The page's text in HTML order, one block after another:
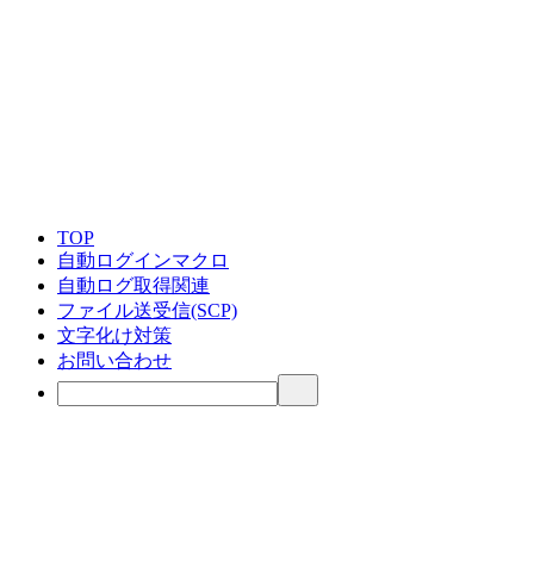
TOP
自動ログインマクロ
自動ログ取得関連
ファイル送受信(SCP)
文字化け対策
お問い合わせ